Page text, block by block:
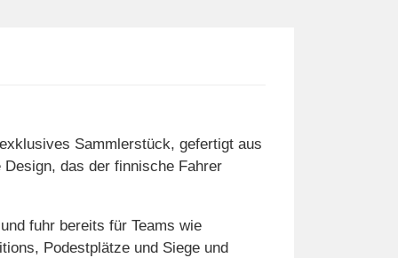
Sammlerstück, gefertigt aus
das der finnische Fahrer
fuhr bereits für Teams wie
Podestplätze und Siege und